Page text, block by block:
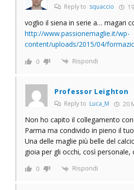
Reply to squaccio
voglio il siena in serie a… magari
http://www.passionemaglie.it/wp-
content/uploads/2015/04/
0 Rispondi
Professor Leighton
Reply to Luca_M 20
Non ho capito il collegamento
Parma ma condivido in pieno il
Una delle maglie più belle del
gioia per gli occhi, così personale,
0 Rispondi